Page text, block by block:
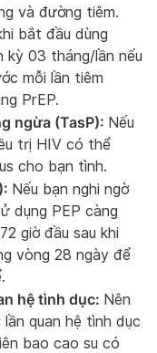
và đường tiêm.
bắt đầu dùng
kỳ 03 tháng/lần nếu
mỗi lần tiêm
PrEP.
ngừa (TasP): Nếu
trị HIV có thể
cho bạn tình.
Nếu bạn nghi ngờ
dụng PEP càng
giờ đầu sau khi
vòng 28 ngày để
hệ tình dục: Nên
quan hệ tình dục
bao cao su có